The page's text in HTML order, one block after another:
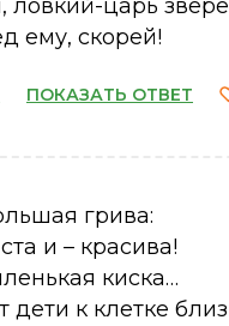
ловкий-царь
ему, скорей!
ПОКАЗАТЬ ОТВЕТ
грива:
и – красива!
киска…
дети к клетке